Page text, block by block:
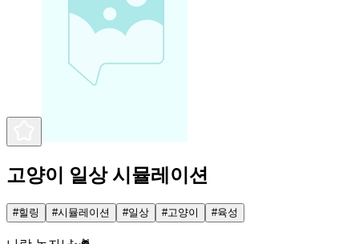
고양이 일상 시뮬레이션
#힐링 #시뮬레이션 #일상 #고양이 #육성